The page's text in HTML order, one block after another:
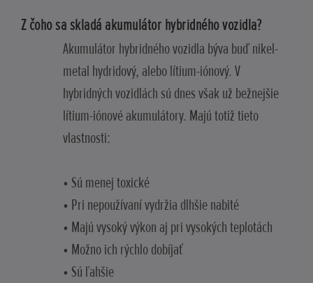
Z čoho sa skladá akumulátor hybridného vozidla?
Akumulátor hybridného vozidla býva buď nikel-
metal hydridový, alebo lítium-iónový. V
hybridných vozidlách sú dnes však už bežnejšie
lítium-iónové akumulátory. Majú totiž tieto
vlastnosti:
• Sú menej toxické
• Pri nepoužívaní vydržia dlhšie nabité
• Majú vysoký výkon aj pri vysokých teplotách
• Možno ich rýchlo dobíjať
• Sú ľahšie